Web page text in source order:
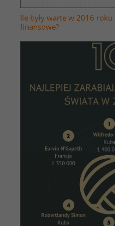
Ile były warte w 2016
finansowe?